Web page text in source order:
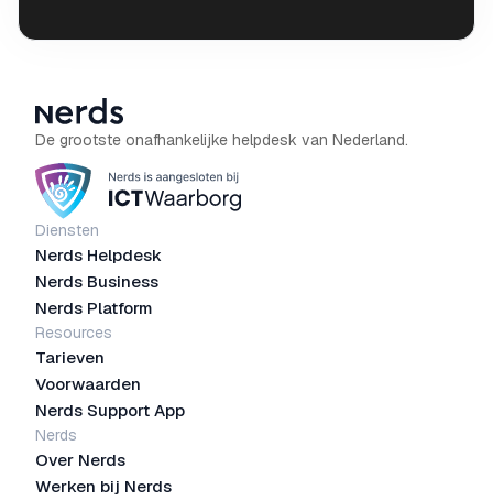
De grootste onafhankelijke helpdesk van Nederland.
Diensten
Nerds Helpdesk
Nerds Business
Nerds Platform
Resources
Tarieven
Voorwaarden
Nerds Support App
Nerds
Over Nerds
Werken bij Nerds